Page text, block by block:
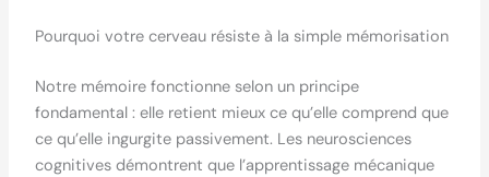
Pourquoi votre cerveau résiste à la simple mémorisation
Notre mémoire fonctionne selon un principe
fondamental : elle retient mieux ce qu’elle comprend que
ce qu’elle ingurgite passivement. Les neurosciences
cognitives démontrent que l’apprentissage mécanique